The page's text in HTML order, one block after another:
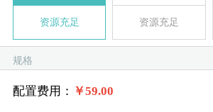
资源充足 资源充足
规格
标准规格组
标准型 Medium.1 1核 2G
标准型 Medium.2 2核 2G
标准型 Medium.3 4核 2G
Windows拨号
Windows XP 32位
Windows 7 64位
配置费用： ￥59.00